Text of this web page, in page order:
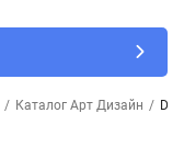
/ Каталог Арт Дизайн /